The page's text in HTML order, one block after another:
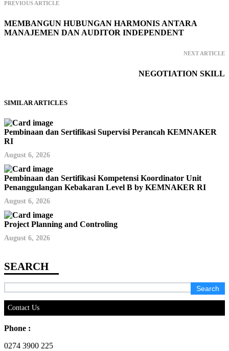
PREVIOUS ARTICLE
MEMBANGUN HUBUNGAN HARMONIS ANTARA
MANAJEMEN DAN AUDITOR INDEPENDENT
NEXT ARTICLE
NEGOTIATION SKILL
SIMILAR ARTICLES
Pembinaan dan Sertifikasi Supervisi Perancah KEMNAKER
RI
August 6, 2026
Pembinaan dan Sertifikasi Kompetensi Koordinator Unit
Penanggulangan Kebakaran Level B by KEMNAKER RI
August 6, 2026
Project Planning and Controling
August 6, 2026
Search
for:
Contact Us
Phone :
0274 3900 225